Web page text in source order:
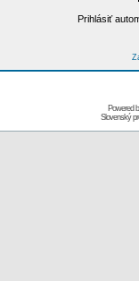
Prihlásiť
Powered
Slovenský